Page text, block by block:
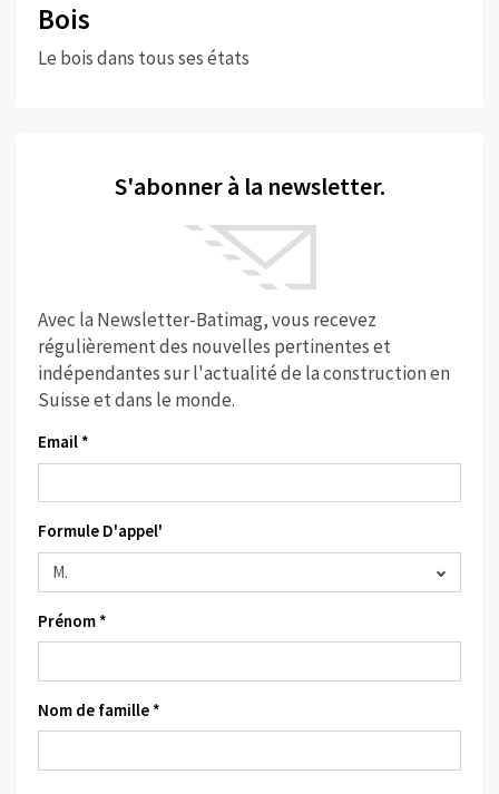
Bois
Le bois dans tous ses états
S'abonner à la newsletter.
Avec la Newsletter-Batimag, vous recevez
régulièrement des nouvelles pertinentes et
indépendantes sur l'actualité de la construction en
Suisse et dans le monde.
Email *
Formule D'appel'
Prénom *
Nom de famille *